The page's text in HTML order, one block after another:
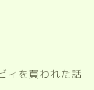
ィを買われた話